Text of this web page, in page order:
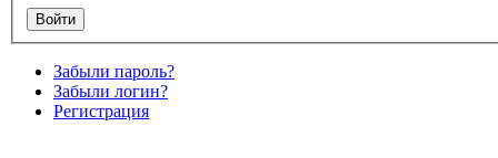
Забыли пароль?
Забыли логин?
Регистрация